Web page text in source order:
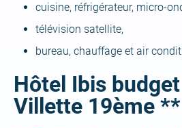
cuisine, réfrigérateur, micro-
télévision satellite,
bureau, chauffage et air
Hôtel Ibis
Villette 19ème **